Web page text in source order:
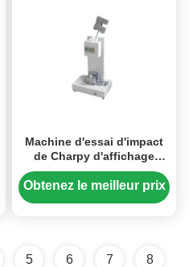
Machine d'essai d'impact
de Charpy d'affichage
numérique Pour les
produits en plastique
Obtenez le meilleur prix
5 6 7 8